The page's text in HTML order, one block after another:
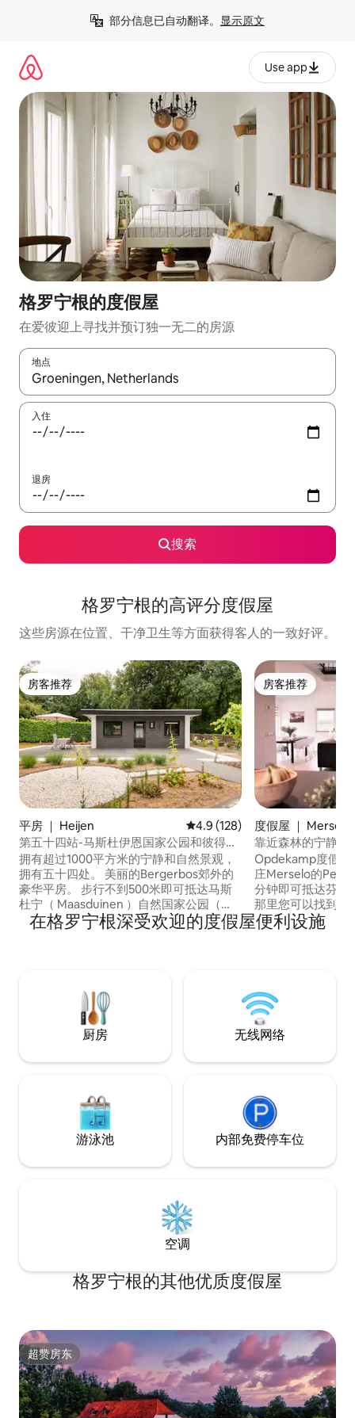
部分信息已自动翻译。 显示原文
Use app
格罗宁根的度假屋
在爱彼迎上寻找并预订独一无二的房源
地点
如有搜索结果，请使用上下方向键查看，或通过点击或滑动手势
入住
退房
搜索
格罗宁根的高评分度假屋
这些房源在位置、干净卫生等方面获得客人的一致好评。
房客推荐
房客推荐
平房 ｜ Heijen 平均评分 4.9 分（满分 5 分），
4.9 (128)
第五十四站-马斯杜伊恩国家公园和彼得帕
德
拥有超过1000平方米的宁静和自然景观，
拥有五十四处。 美丽的Bergerbos郊外的
豪华平房。 步行不到500米即可抵达马斯
杜宁（ Maasduinen ）自然国家公园（
National Park the Maasduinen ） ，在那
里您可以欣赏健康、栅栏和游泳池、瞭望
房客推荐
房客推荐
度假屋 ｜ Merselo
靠近森林的宁静之
Opdekamp度假屋
庄Merselo的Peel
分钟即可抵达芬赖
那里您可以找到餐
院。 您正在寻找宁静和空间吗？那么
Opdekamp度假
4人）。
在格罗宁根深受欢迎的度假屋便利设施
厨房 无线网络
游泳池 内部免费停车位
空调
格罗宁根的其他优质度假屋
超赞房东
超赞房东